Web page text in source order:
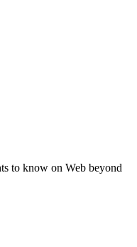
to know on Web beyond